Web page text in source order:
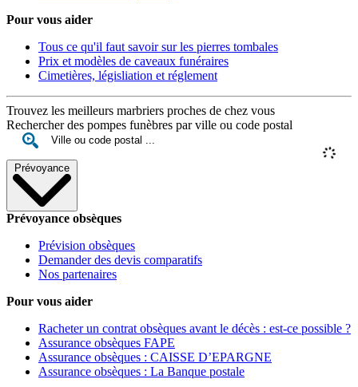
Pour vous aider
Tous ce qu'il faut savoir sur les pierres tombales
Prix et modèles de caveaux funéraires
Cimetières, législiation et réglement
Trouvez les meilleurs marbriers proches de chez vous
Rechercher des pompes funèbres par ville ou code postal
Prévoyance
Prévoyance obsèques
Prévision obsèques
Demander des devis comparatifs
Nos partenaires
Pour vous aider
Racheter un contrat obsèques avant le décès : est-ce possible ?
Assurance obsèques FAPE
Assurance obsèques : CAISSE D’EPARGNE
Assurance obsèques : La Banque postale